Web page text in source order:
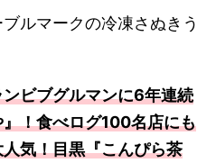
ルマークの冷凍さぬきう
ビブグルマンに6年連続
！食べログ100名店にも
気！目黒『こんぴら茶